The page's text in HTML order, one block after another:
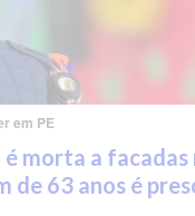
em PE
morta a facadas
de 63 anos é